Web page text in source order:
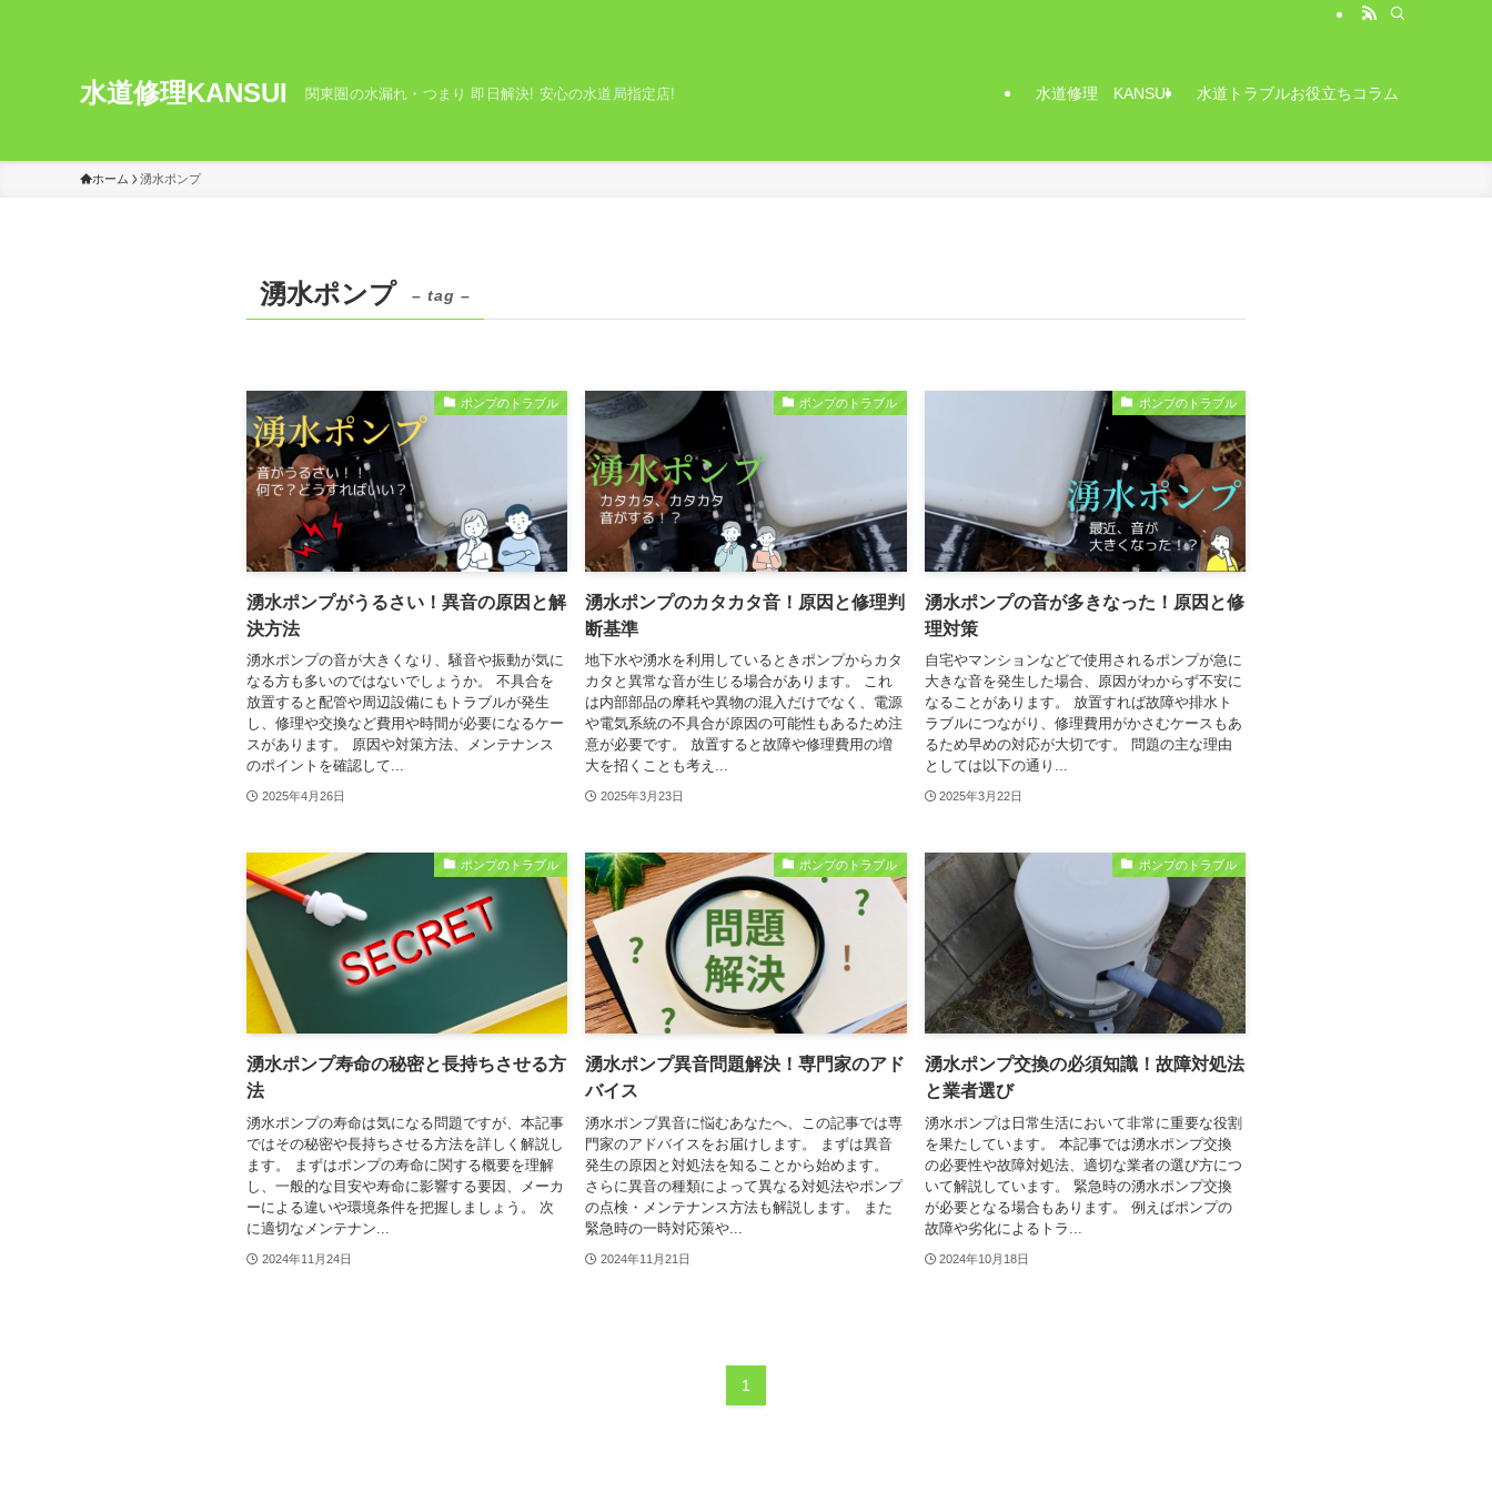
水道修理KANSUI 関東圏の水漏れ・つまり 即日解決! 安心の水道局指定店! 水道修理 KANSUI 水道トラブルお役立ちコラム
ホーム 湧水ポンプ
湧水ポンプ – tag –
ポンプのトラブル
湧水ポンプがうるさい！異音の原因と解
決方法
湧水ポンプの音が大きくなり、騒音や振動が気に
なる方も多いのではないでしょうか。 不具合を
放置すると配管や周辺設備にもトラブルが発生
し、修理や交換など費用や時間が必要になるケー
スがあります。 原因や対策方法、メンテナンス
のポイントを確認して...
2025年4月26日
ポンプのトラブル
湧水ポンプのカタカタ音！原因と修理判
断基準
地下水や湧水を利用しているときポンプからカタ
カタと異常な音が生じる場合があります。 これ
は内部部品の摩耗や異物の混入だけでなく、電源
や電気系統の不具合が原因の可能性もあるため注
意が必要です。 放置すると故障や修理費用の増
大を招くことも考え...
2025年3月23日
ポンプのトラブル
湧水ポンプの音が多きなった！原因と修
理対策
自宅やマンションなどで使用されるポンプが急に
大きな音を発生した場合、原因がわからず不安に
なることがあります。 放置すれば故障や排水ト
ラブルにつながり、修理費用がかさむケースもあ
るため早めの対応が大切です。 問題の主な理由
としては以下の通り...
2025年3月22日
ポンプのトラブル
湧水ポンプ寿命の秘密と長持ちさせる方
法
湧水ポンプの寿命は気になる問題ですが、本記事
ではその秘密や長持ちさせる方法を詳しく解説し
ます。 まずはポンプの寿命に関する概要を理解
し、一般的な目安や寿命に影響する要因、メーカ
ーによる違いや環境条件を把握しましょう。 次
に適切なメンテナン...
2024年11月24日
ポンプのトラブル
湧水ポンプ異音問題解決！専門家のアド
バイス
湧水ポンプ異音に悩むあなたへ、この記事では専
門家のアドバイスをお届けします。 まずは異音
発生の原因と対処法を知ることから始めます。
さらに異音の種類によって異なる対処法やポンプ
の点検・メンテナンス方法も解説します。 また
緊急時の一時対応策や...
2024年11月21日
ポンプのトラブル
湧水ポンプ交換の必須知識！故障対処法
と業者選び
湧水ポンプは日常生活において非常に重要な役割
を果たしています。 本記事では湧水ポンプ交換
の必要性や故障対処法、適切な業者の選び方につ
いて解説しています。 緊急時の湧水ポンプ交換
が必要となる場合もあります。 例えばポンプの
故障や劣化によるトラ...
2024年10月18日
1